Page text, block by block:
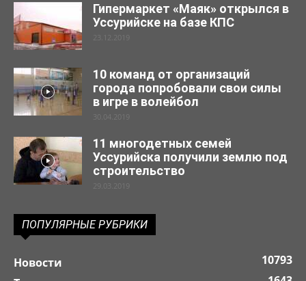
Гипермаркет «Маяк» открылся в
Уссурийске на базе КПС
23.12.2019
10 команд от организаций
города попробовали свои силы
в игре в волейбол
30.04.2019
11 многодетных семей
Уссурийска получили землю под
строительство
29.03.2019
ПОПУЛЯРНЫЕ РУБРИКИ
Новости
10793